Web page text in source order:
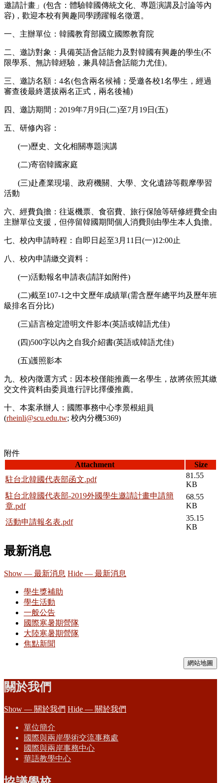
邀請計畫」(包含：體驗韓國傳統文化、專題演講及討論等內
容)，歡迎本校有興趣同學踴躍報名徵選。
一、主辦單位：韓國教育部國立國際教育院
二、邀訪對象：具備英語會話能力及對韓國有興趣的學生(不
限學系、無訪韓經驗，兼具韓語會話能力尤佳)。
三、邀訪名額：4名(包含兩名候補；受邀各校1名學生，經過
審查後最終選拔兩名正式，兩名後補)
四、邀訪期間：2019年7月9日(二)至7月19日(五)
五、研修內容：
(一)歷史、文化相關專題演講
(二)寄宿韓國家庭
(三)赴產業現場、政府機關、大學、文化遺跡等觀摩學習
活動
六、經費負擔：往返機票、食宿費、旅行保險等研修經費全由
主辦單位支援，但停留韓國期間個人消費則由學生本人負擔。
七、校內申請時程：自即日起至3月11日(一)12:00止
八、校內申請繳交資料：
(一)活動報名申請表(請詳如附件)
(二)截至107-1之中文歷年成績單(需含歷年總平均及歷年班
級排名百分比)
(三)語言檢定證明文件影本(英語或韓語尤佳)
(四)500字以內之自我介紹書(英語或韓語尤佳)
(五)護照影本
九、校內徵選方式：因本校僅能推薦一名學生，故將依照其繳
交文件資料由委員進行評比擇優推薦。
十、本案承辦人：國際事務中心李景根組員
(rheinli@scu.edu.tw; 校內分機5369)
附件
Attachment
Size
駐台北韓國代表部函文.pdf
81.55
KB
駐台北韓國代表部-2019外國學生邀請計畫申請簡
章.pdf
68.55
KB
活動申請報名表.pdf
35.15
KB
最新消息
Show — 最新消息 Hide — 最新消息
學生獎補助
學生活動
一般公告
國際寒暑期營隊
大陸寒暑期營隊
焦點新聞
網站地圖
關於我們
Show — 關於我們 Hide — 關於我們
單位簡介
國際與兩岸學術交流事務處
國際與兩岸事務中心
華語教學中心